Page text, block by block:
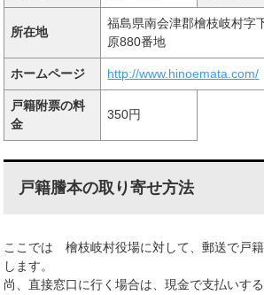
所在地
福島県南会津郡檜枝岐村字
原880番地
ホームページ http://www.hinoemata.com/
戸籍附票の料
金
350円
戸籍謄本の取り寄せ方法
ここでは 檜枝岐村役場に対して、郵送で戸
します。
尚、直接窓口に行く場合は、現金で支払いす